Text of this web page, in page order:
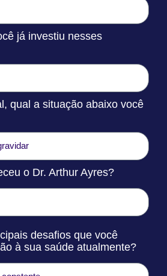
já investiu nesses
qual a situação abaixo você
o Dr. Arthur Ayres?
desafios que você
à sua saúde atualmente?